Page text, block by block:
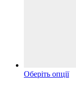
Оберіть опції